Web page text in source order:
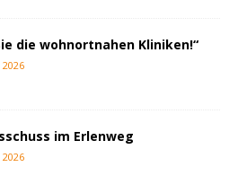
die wohnortnahen Kliniken!“
2026
im Erlenweg
2026